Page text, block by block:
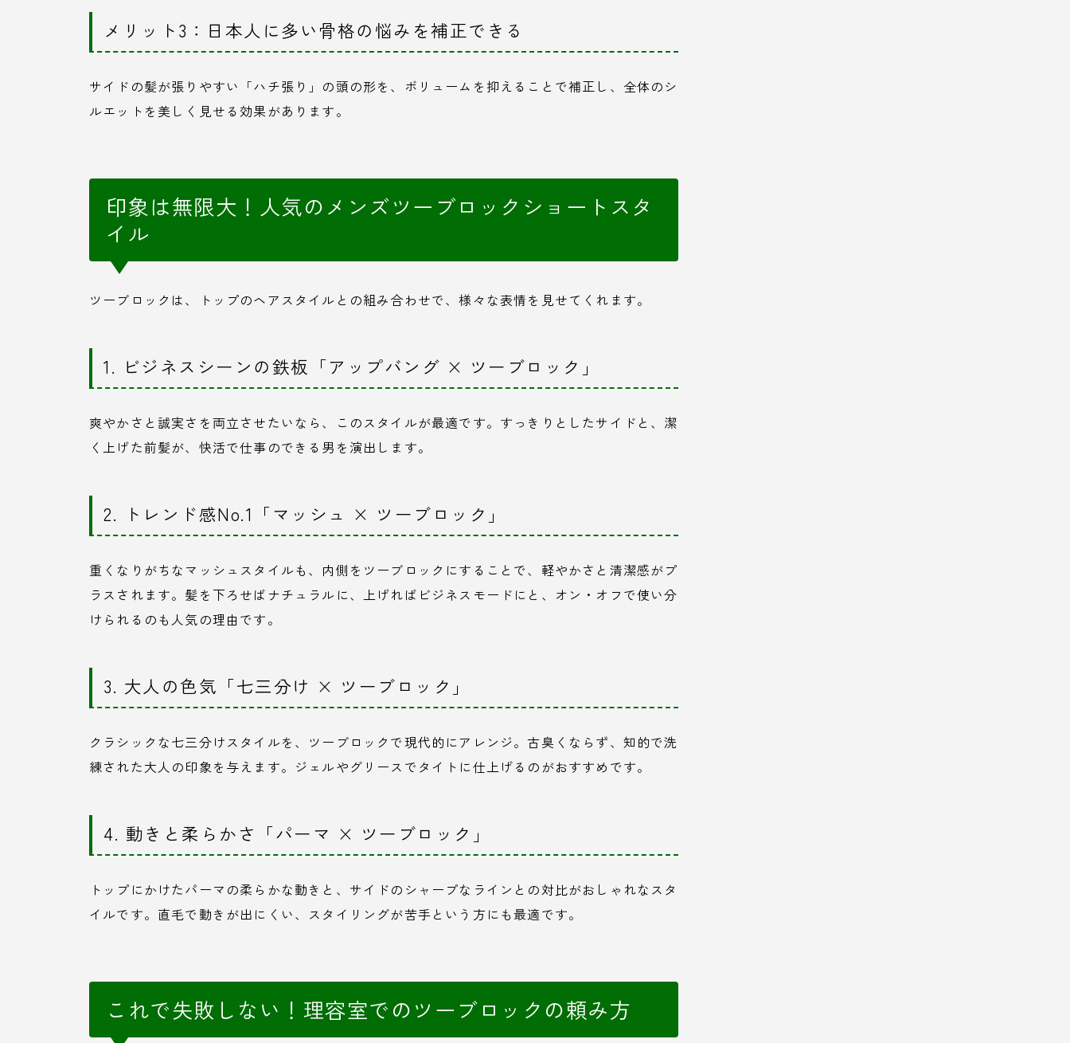
メリット3：日本人に多い骨格の悩みを補正できる
サイドの髪が張りやすい「ハチ張り」の頭の形を、ボリュームを抑えることで補正し、全体のシ
ルエットを美しく見せる効果があります。
印象は無限大！人気のメンズツーブロックショートスタ
イル
ツーブロックは、トップのヘアスタイルとの組み合わせで、様々な表情を見せてくれます。
1. ビジネスシーンの鉄板「アップバング × ツーブロック」
爽やかさと誠実さを両立させたいなら、このスタイルが最適です。すっきりとしたサイドと、潔
く上げた前髪が、快活で仕事のできる男を演出します。
2. トレンド感No.1「マッシュ × ツーブロック」
重くなりがちなマッシュスタイルも、内側をツーブロックにすることで、軽やかさと清潔感がプ
ラスされます。髪を下ろせばナチュラルに、上げればビジネスモードにと、オン・オフで使い分
けられるのも人気の理由です。
3. 大人の色気「七三分け × ツーブロック」
クラシックな七三分けスタイルを、ツーブロックで現代的にアレンジ。古臭くならず、知的で洗
練された大人の印象を与えます。ジェルやグリースでタイトに仕上げるのがおすすめです。
4. 動きと柔らかさ「パーマ × ツーブロック」
トップにかけたパーマの柔らかな動きと、サイドのシャープなラインとの対比がおしゃれなスタ
イルです。直毛で動きが出にくい、スタイリングが苦手という方にも最適です。
これで失敗しない！理容室でのツーブロックの頼み方